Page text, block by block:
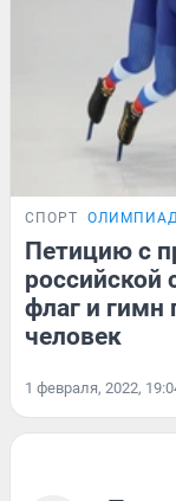
СПОРТ
Петицию с
российской
флаг и гимн
человек
1 февраля, 2022,